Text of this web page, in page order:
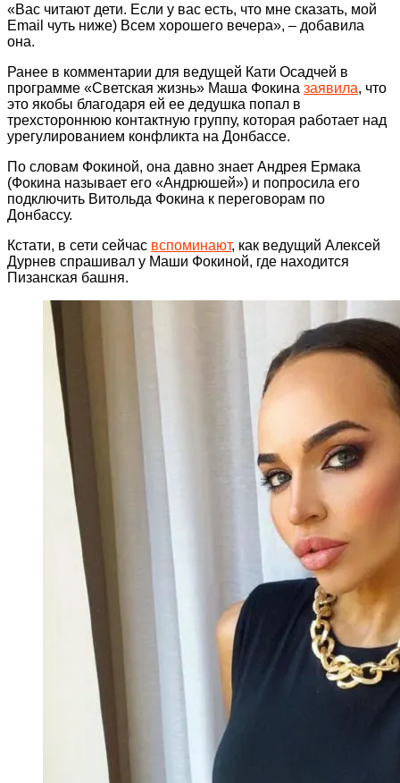
«Вас читают дети. Если у вас есть, что мне сказать, мой
Email чуть ниже) Всем хорошего вечера», – добавила
она.
Ранее в комментарии для ведущей Кати Осадчей в
программе «Светская жизнь» Маша Фокина заявила, что
это якобы благодаря ей ее дедушка попал в
трехстороннюю контактную группу, которая работает над
урегулированием конфликта на Донбассе.
По словам Фокиной, она давно знает Андрея Ермака
(Фокина называет его «Андрюшей») и попросила его
подключить Витольда Фокина к переговорам по
Донбассу.
Кстати, в сети сейчас вспоминают, как ведущий Алексей
Дурнев спрашивал у Маши Фокиной, где находится
Пизанская башня.